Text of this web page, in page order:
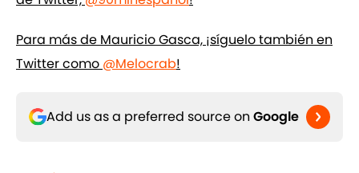
Para más de Mauricio Gasca, ¡síguelo también en
Twitter como @Melocrab!
Add us as a preferred source on Google